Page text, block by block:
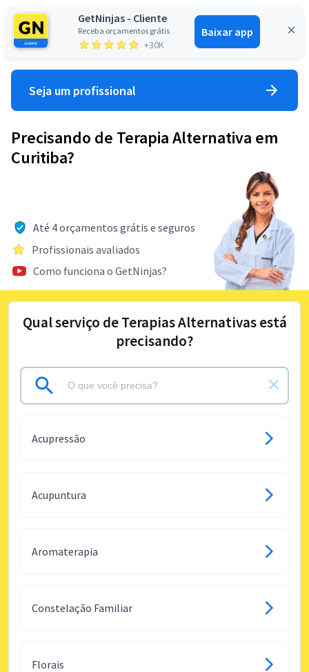
GetNinjas - Cliente
Receba orçamentos grátis
+30K
Baixar app
Entrar
Seja um profissional
Precisando de Terapia Alternativa em
Curitiba?
Até 4 orçamentos grátis e seguros
Profissionais avaliados
Como funciona o GetNinjas?
Qual serviço de Terapias Alternativas está
precisando?
Acupressão
Acupuntura
Aromaterapia
Constelação Familiar
Florais